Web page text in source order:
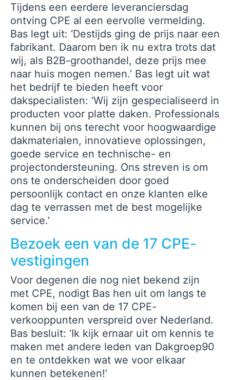
Tijdens een eerdere leveranciersdag
ontving CPE al een eervolle vermelding.
Bas legt uit: ‘Destijds ging de prijs naar een
fabrikant. Daarom ben ik nu extra trots dat
wij, als B2B-groothandel, deze prijs mee
naar huis mogen nemen.’ Bas legt uit wat
het bedrijf te bieden heeft voor
dakspecialisten: ‘Wij zijn gespecialiseerd in
producten voor platte daken. Professionals
kunnen bij ons terecht voor hoogwaardige
dakmaterialen, innovatieve oplossingen,
goede service en technische- en
projectondersteuning. Ons streven is om
ons te onderscheiden door goed
persoonlijk contact en onze klanten elke
dag te verrassen met de best mogelijke
service.’
Bezoek een van de 17 CPE-
vestigingen
Voor degenen die nog niet bekend zijn
met CPE, nodigt Bas hen uit om langs te
komen bij een van de 17 CPE-
verkooppunten verspreid over Nederland.
Bas besluit: ‘Ik kijk ernaar uit om kennis te
maken met andere leden van Dakgroep90
en te ontdekken wat we voor elkaar
kunnen betekenen!’